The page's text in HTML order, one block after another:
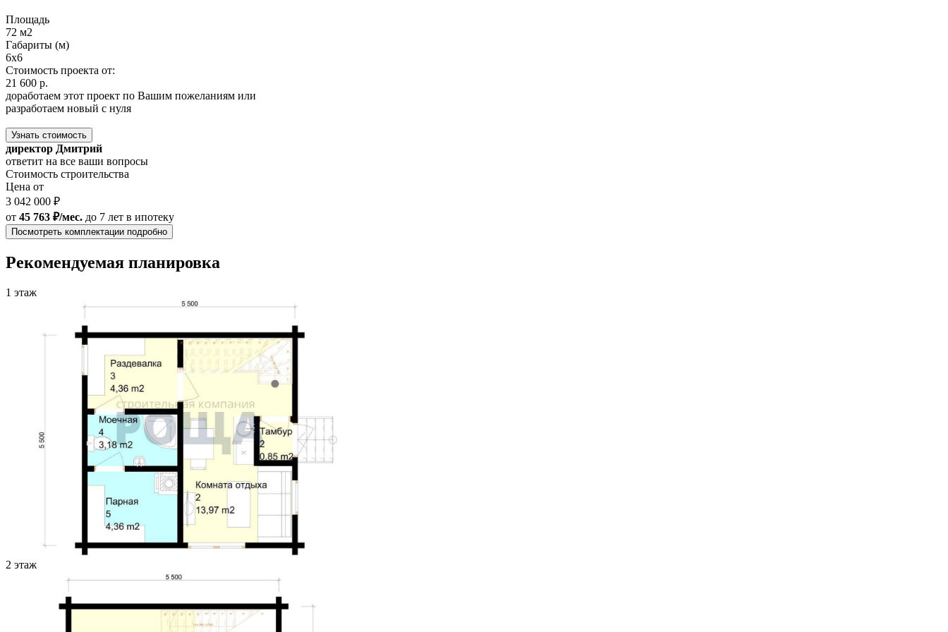
Площадь
72 м2
Габариты (м)
6х6
Стоимость проекта от:
21 600 р.
доработаем этот проект по Вашим пожеланиям или
разработаем новый с нуля
Узнать стоимость
директор Дмитрий
ответит на все ваши вопросы
Стоимость строительства
Цена от
3 042 000 ₽
от 45 763 ₽/мес. до 7 лет в ипотеку
Посмотреть комплектации подробно
Рекомендуемая планировка
1 этаж
2 этаж